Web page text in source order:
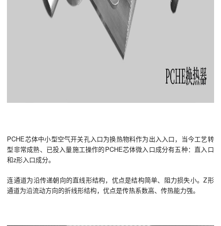
PCHE芯体中小型空气开关孔入口为换热物料作为出入入口，当今工艺转
型非常成熟、已投入量施工操作的PCHE芯体微入口成分有五种：直入口
和z形入口成分。
连通道为沿传递朝向的直线形结构，优点是结构简单、阻力损失小。Z形
通道为沿流动方向的折线形结构，优点是传热系数高、传热能力强。